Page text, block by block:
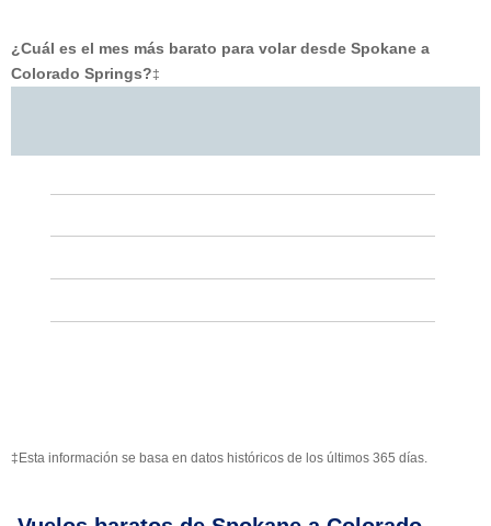
¿Cuál es el mes más barato para volar desde Spokane a
Colorado Springs?‡
‡Esta información se basa en datos históricos de los últimos 365 días.